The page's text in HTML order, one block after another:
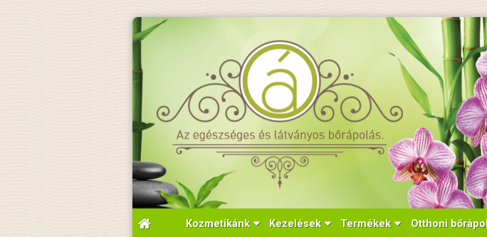
Kozmetikánk Kezelések Termékek Otthoni